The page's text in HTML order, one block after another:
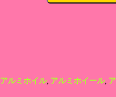
アルミホイル, アルミホイール,